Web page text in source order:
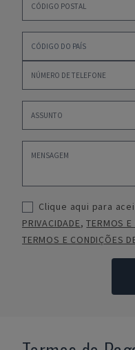
Clique aqui para
PRIVACIDADE,TERMOS
TERMOS E CONDIÇÕES